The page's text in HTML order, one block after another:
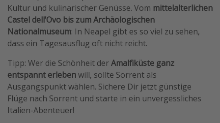
Kultur und kulinarischer Genüsse. Vom mittelalterlichen
Castel dell’Ovo bis zum Archäologischen
Nationalmuseum: In Neapel gibt es so viel zu sehen,
dass ein Tagesausflug oft nicht reicht.
Tipp: Wer die Schönheit derAmalfiküste ganz
entspannt erlebenwill, sollte Sorrent als
Ausgangspunkt wählen. Sichere Dir jetzt günstige
Flüge nach Sorrent und starte in ein unvergessliches
Italien-Abenteuer!